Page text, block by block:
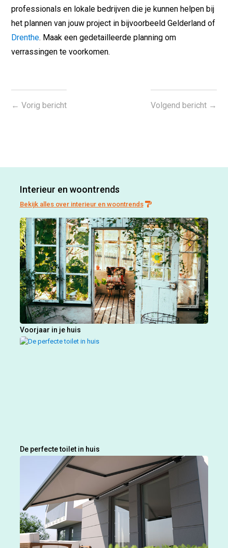
professionals en lokale bedrijven die je kunnen helpen bij
het plannen van jouw project in bijvoorbeeld Gelderland of
Drenthe. Maak een gedetailleerde planning om
verrassingen te voorkomen.
←Vorig bericht Volgend bericht→
Interieur en woontrends
Bekijk alles over interieur en woontrends
Voorjaar in je huis
De perfecte toilet in huis